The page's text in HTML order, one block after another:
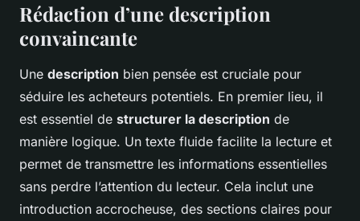
Rédaction d’une description
convaincante
Une description bien pensée est cruciale pour
séduire les acheteurs potentiels. En premier lieu, il
est essentiel de structurer la description de
manière logique. Un texte fluide facilite la lecture et
permet de transmettre les informations essentielles
sans perdre l’attention du lecteur. Cela inclut une
introduction accrocheuse, des sections claires pour